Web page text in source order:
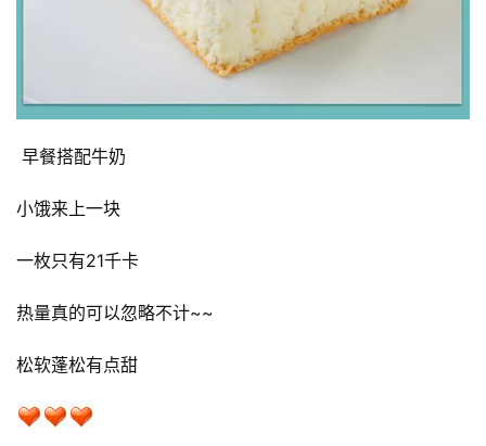
早餐搭配牛奶
小饿来上一块
一枚只有21千卡
热量真的可以忽略不计~~
松软蓬松有点甜